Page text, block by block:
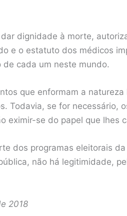
dignidade à morte,
e o estatuto dos médicos
cada um neste mundo.
que enformam a natureza
Todavia, se for necessário,
eximir-se do papel que lhes
dos programas eleitorais
não há legitimidade,
2018